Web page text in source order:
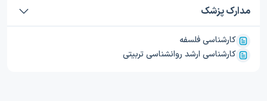
مدارک پزشک
کارشناسی فلسفه
کارشناسی ارشد روانشناسی تربیتی